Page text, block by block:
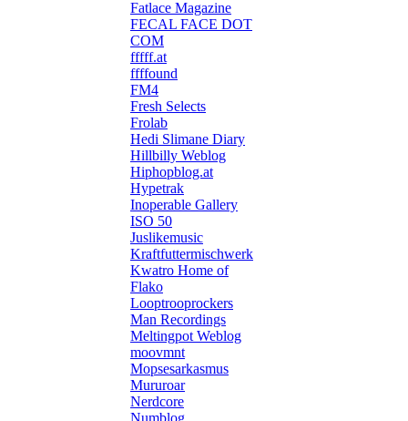
Fatlace Magazine
FECAL FACE DOT
COM
fffff.at
ffffound
FM4
Fresh Selects
Frolab
Hedi Slimane Diary
Hillbilly Weblog
Hiphopblog.at
Hypetrak
Inoperable Gallery
ISO 50
Juslikemusic
Kraftfuttermischwerk
Kwatro Home of
Flako
Looptrooprockers
Man Recordings
Meltingpot Weblog
moovmnt
Mopsesarkasmus
Mururoar
Nerdcore
Numblog